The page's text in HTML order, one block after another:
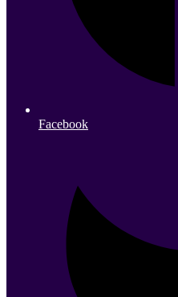
Facebook